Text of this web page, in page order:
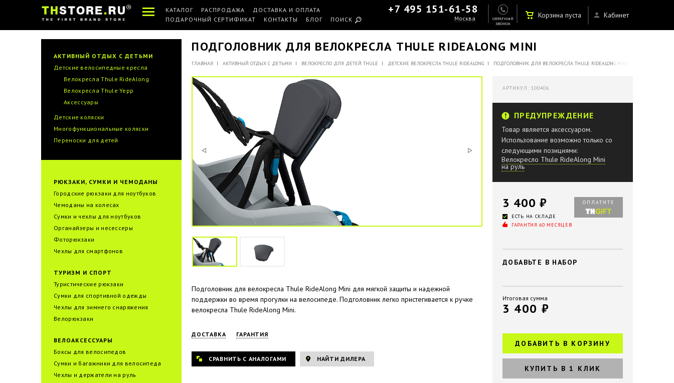
КАТАЛОГ РАСПРОДАЖА
ДОСТАВКА И ОПЛАТА
ПОДАРОЧНЫЙ СЕРТИФИКАТ
КОНТАКТЫ БЛОГ ПОИСК
+7 495 151-61-58
Москва
ОБРАТНЫЙ
ЗВОНОК
Кабинет
Корзина пуста
АКТИВНЫЙ ОТДЫХ С ДЕТЬМИ
Детские велосипедные кресла
Велокресла Thule RideAlong
Велокресла Thule Yepp
Аксессуары
Детские коляски
Многофункциональные коляски
Переноски для детей
РЮКЗАКИ, СУМКИ И ЧЕМОДАНЫ
Городские рюкзаки для ноутбуков
Чемоданы на колесах
Сумки и чехлы для ноутбуков
Органайзеры и несессеры
Фоторюкзаки
Чехлы для смартфонов
ТУРИЗМ И СПОРТ
Туристические рюкзаки
Сумки для спортивной одежды
Чехлы для зимнего снаряжения
Велорюкзаки
ВЕЛОАКСЕССУАРЫ
Боксы для велосипедов
Сумки и багажники для велоcипеда
Чехлы и держатели на руль
ПОДГОЛОВНИК ДЛЯ ВЕЛОКРЕСЛА THULE RIDEALONG MINI
ГЛАВНАЯ АКТИВНЫЙ ОТДЫХ С ДЕТЬМИ ВЕЛОКРЕСЛО ДЛЯ ДЕТЕЙ THULE ДЕТСКИЕ ВЕЛОКРЕСЛА THULE RIDEALONG ПОДГОЛОВНИК ДЛЯ ВЕЛОКРЕСЛА THULE RIDEALONG MINI
Подголовник для велокресла Thule RideAlong Mini для мягкой защиты и надежной
поддержки во время прогулки на велосипеде. Подголовник легко пристегивается к ручке
велокресла Thule RideAlong Mini.
ДОСТАВКА ГАРАНТИЯ
СРАВНИТЬ С АНАЛОГАМИ НАЙТИ ДИЛЕРА
АРТИКУЛ: 100406
ПРЕДУПРЕЖДЕНИЕ
Товар является аксессуаром.
Использование возможно только со
следующими позициями:
Велокресло Thule RideAlong Mini
на руль
3 400 ₽
ЕСТЬ НА СКЛАДЕ
ГАРАНТИЯ 60 МЕСЯЦЕВ
ОПЛАТИТЕ
ДОБАВЬТЕ В НАБОР
Итоговая сумма
3 400 ₽